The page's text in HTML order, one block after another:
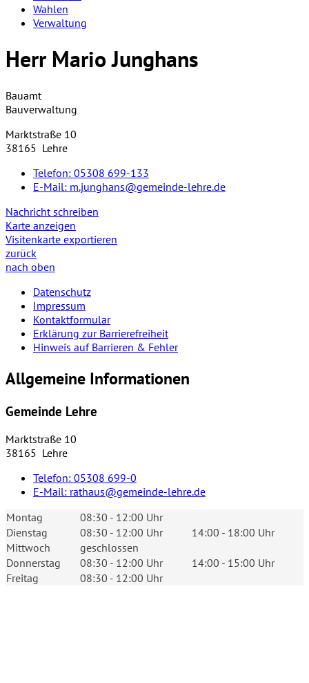
Wahlen
Verwaltung
Herr Mario Junghans
Bauamt
Bauverwaltung
Marktstraße 10
38165 Lehre
Telefon: 05308 699-133
E-Mail: m.junghans@gemeinde-lehre.de
Nachricht schreiben
Karte anzeigen
Visitenkarte exportieren
zurück
nach oben
Datenschutz
Impressum
Kontaktformular
Erklärung zur Barrierefreiheit
Hinweis auf Barrieren & Fehler
Allgemeine Informationen
Gemeinde Lehre
Marktstraße 10
38165 Lehre
Telefon: 05308 699-0
E-Mail: rathaus@gemeinde-lehre.de
Montag
08:30 - 12:00 Uhr
Dienstag
08:30 - 12:00 Uhr
14:00 - 18:00 Uhr
Mittwoch
geschlossen
Donnerstag
08:30 - 12:00 Uhr
14:00 - 15:00 Uhr
Freitag
08:30 - 12:00 Uhr